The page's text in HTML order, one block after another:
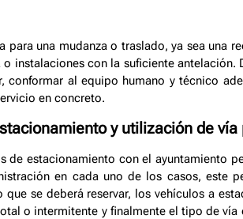
para una mudanza o traslado, ya sea una
instalaciones con la suficiente
conformar al equipo humano y técnico
en concreto.
y utilización de vía
de estacionamiento con el ayuntamiento
en cada uno de los casos, este
se deberá reservar, los vehículos a
o intermitente y finalmente el tipo de